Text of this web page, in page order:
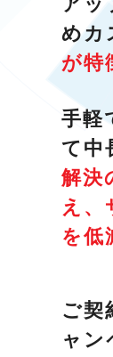
めカ
が特
手軽
て中
解決
え、
を低
ご契
ャン